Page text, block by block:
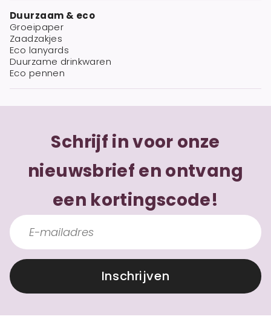
Duurzaam & eco
Groeipaper
Zaadzakjes
Eco lanyards
Duurzame drinkwaren
Eco pennen
Schrijf in voor onze
nieuwsbrief en ontvang
een kortingscode!
Inschrijven